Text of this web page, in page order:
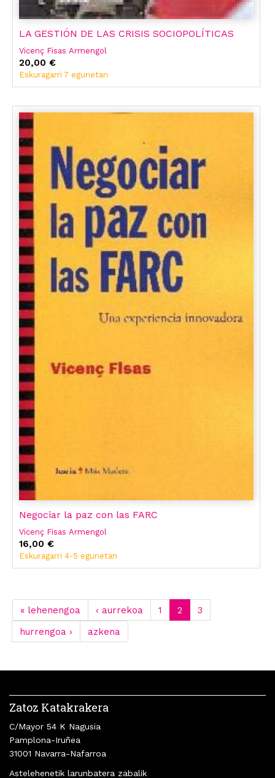
LA GESTIÓN DE LAS CRISIS SOCIOPOLÍTICAS
Vicenç Fisas Armengol
20,00 €
Eskuragarri 7 egunetan
Negociar la paz con las FARC
Vicenç Fisas Armengol
16,00 €
Eskuragarri 4-5 egunetan
« lehenengoa ‹ aurrekoa 1 2
3
hurrengoa ›
azkena
Zatoz Katakrakera
C/Mayor 54 K Nagusia
Pamplona-Iruñea
31001 Navarra-Nafarroa
Astelehenetik larunbatera zabalik